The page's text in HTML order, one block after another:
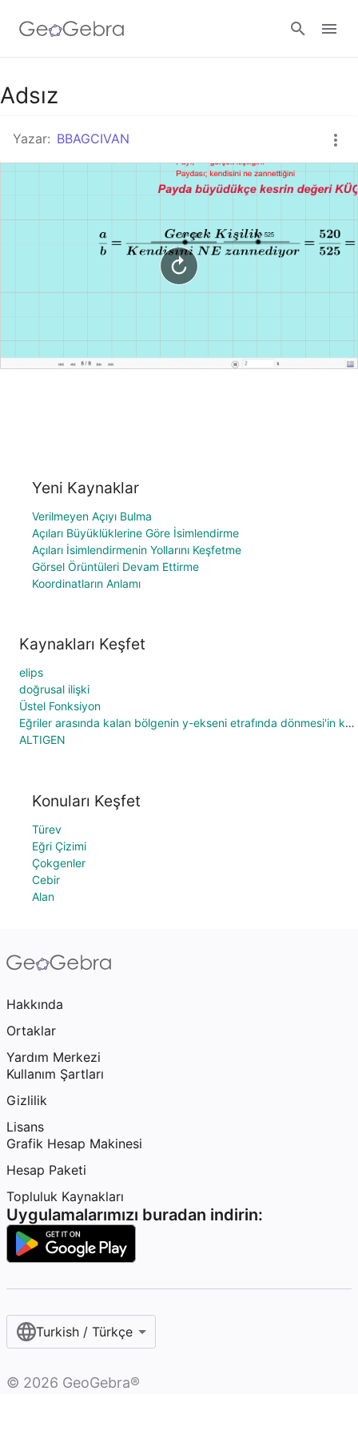
GeoGebra Ders
Adsız
Yazar: BBAGCIVAN
Yeni Kaynaklar
Verilmeyen Açıyı Bulma
Açıları Büyüklüklerine Göre İsimlendirme
Açıları İsimlendirmenin Yollarını Keşfetme
Görsel Örüntüleri Devam Ettirme
Koordinatların Anlamı
Kaynakları Keşfet
elips
doğrusal ilişki
Üstel Fonksiyon
Eğriler arasında kalan bölgenin y-ekseni etrafında dönmesi'in kopyası
ALTIGEN
Konuları Keşfet
Türev
Eğri Çizimi
Çokgenler
Cebir
Alan
Hakkında
Ortaklar
Yardım Merkezi
Kullanım Şartları
Gizlilik
Lisans
Grafik Hesap Makinesi
Hesap Paketi
Topluluk Kaynakları
Uygulamalarımızı buradan indirin:
Turkish / Türkçe‎
© 2026 GeoGebra®